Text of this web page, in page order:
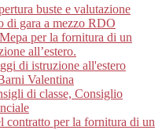
buste e valutazione
di gara a mezzo RDO
per la fornitura di un
all’estero.
di istruzione all'estero
Valentina
di classe, Consiglio
contratto per la fornitura di un